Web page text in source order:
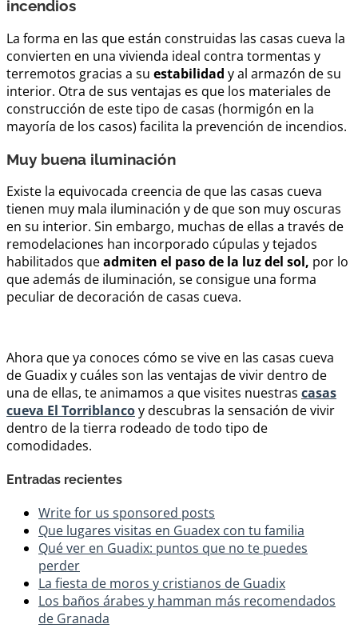
incendios
La forma en las que están construidas las casas cueva la
convierten en una vivienda ideal contra tormentas y
terremotos gracias a su estabilidad y al armazón de su
interior. Otra de sus ventajas es que los materiales de
construcción de este tipo de casas (hormigón en la
mayoría de los casos) facilita la prevención de incendios.
Muy buena iluminación
Existe la equivocada creencia de que las casas cueva
tienen muy mala iluminación y de que son muy oscuras
en su interior. Sin embargo, muchas de ellas a través de
remodelaciones han incorporado cúpulas y tejados
habilitados queadmiten el paso de la luz del sol, por lo
que además de iluminación, se consigue una forma
peculiar de decoración de casas cueva.
Ahora que ya conoces cómo se vive en las casas cueva
de Guadix y cuáles son las ventajas de vivir dentro de
una de ellas, te animamos a que visites nuestras casas
cueva El Torriblancoy descubras la sensación de vivir
dentro de la tierra rodeado de todo tipo de
comodidades.
Entradas recientes
Write for us sponsored posts
Que lugares visitas en Guadex con tu familia
Qué ver en Guadix: puntos que no te puedes
perder
La fiesta de moros y cristianos de Guadix
Los baños árabes y hamman más recomendados
de Granada